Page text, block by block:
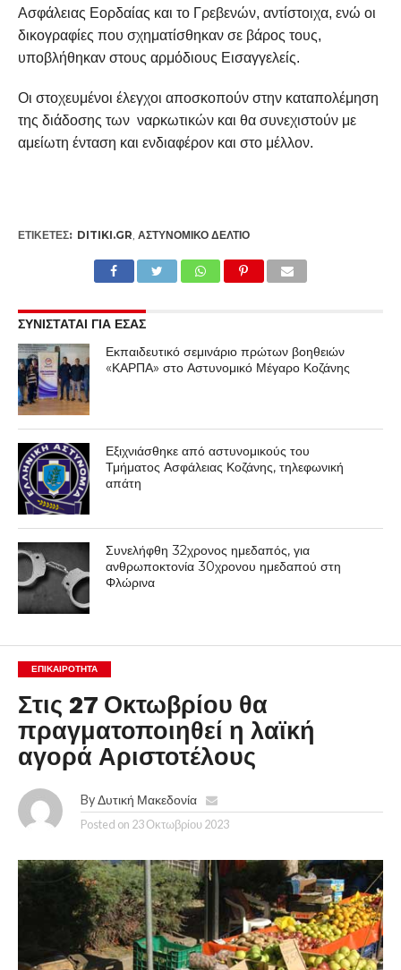
Ασφάλειας Εορδαίας και το Γρεβενών, αντίστοιχα, ενώ οι
δικογραφίες που σχηματίσθηκαν σε βάρος τους,
υποβλήθηκαν στους αρμόδιους Εισαγγελείς.
Οι στοχευμένοι έλεγχοι αποσκοπούν στην καταπολέμηση
της διάδοσης των ναρκωτικών και θα συνεχιστούν με
αμείωτη ένταση και ενδιαφέρον και στο μέλλον.
ΕΤΙΚΕΤΕΣ: DITIKI.GR, ΑΣΤΥΝΟΜΙΚΌ ΔΕΛΤΊΟ
ΣΥΝΙΣΤΑΤΑΙ ΓΙΑ ΕΣΑΣ
Εκπαιδευτικό σεμινάριο πρώτων βοηθειών
«ΚΑΡΠΑ» στο Αστυνομικό Μέγαρο Κοζάνης
Εξιχνιάσθηκε από αστυνομικούς του
Τμήματος Ασφάλειας Κοζάνης, τηλεφωνική
απάτη
Συνελήφθη 32χρονος ημεδαπός, για
ανθρωποκτονία 30χρονου ημεδαπού στη
Φλώρινα
ΕΠΙΚΑΙΡΟΤΗΤΑ
Στις 27 Οκτωβρίου θα
πραγματοποιηθεί η λαϊκή
αγορά Αριστοτέλους
By Δυτική Μακεδονία
Posted on 23 Οκτωβρίου 2023